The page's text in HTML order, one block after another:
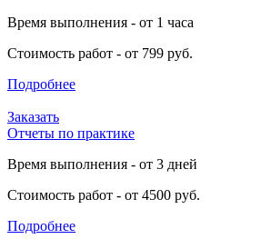
Время выполнения - от 1 часа
Стоимость работ - от 799 руб.
Подробнее
Заказать
Отчеты по практике
Время выполнения - от 3 дней
Стоимость работ - от 4500 руб.
Подробнее